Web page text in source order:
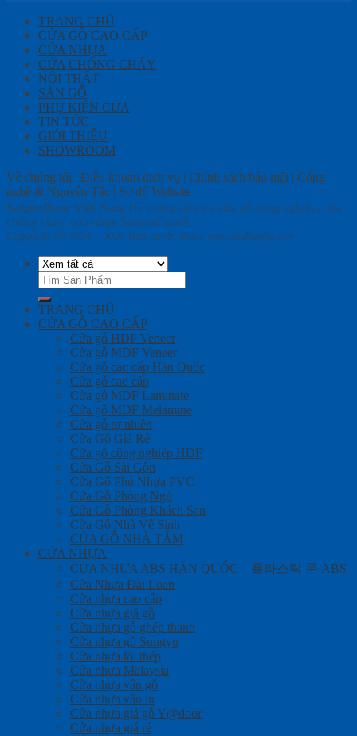
TRANG CHỦ
CỬA GỖ CAO CẤP
CỬA NHỰA
CỬA CHỐNG CHÁY
NỘI THẤT
SÀN GỖ
PHỤ KIỆN CỬA
TIN TỨC
GIỚI THIỆU
SHOWROOM
Về chúng tôi | Điều khoản dịch vụ | Chính sách bảo mật | Công
nghệ & Nguyên Tắc | Sơ đồ Website
SaigonDoor Việt Nam Hệ thống siêu thị cửa gỗ công nghiệp, cửa
chống cháy, cửa nhựa SaigonDoor®
Copyright ⓒ 2004 – 2026 Bản quyền thuộc www.giahuydoor.vn
Tìm
kiếm:
TRANG CHỦ
CỬA GỖ CAO CẤP
Cửa gỗ HDF Veneer
Cửa gỗ MDF Veneer
Cửa gỗ cao cấp Hàn Quốc
Cửa gỗ cao cấp
Cửa gỗ MDF Laminate
Cửa gỗ MDF Melamine
Cửa gỗ tự nhiên
Cửa Gỗ Giá Rẻ
Cửa gỗ công nghiệp HDF
Cửa Gỗ Sài Gòn
Cửa Gỗ Phủ Nhựa PVC
Cửa Gỗ Phòng Ngủ
Cửa Gỗ Phòng Khách Sạn
Cửa Gỗ Nhà Vệ Sinh
CỬA GỖ NHÀ TẮM
CỬA NHỰA
CỬA NHỰA ABS HÀN QUỐC – 플라스틱 문 ABS
Cửa Nhựa Đài Loan
Cửa nhựa cao cấp
Cửa nhựa giả gỗ
Cửa nhựa gỗ ghép thanh
Cửa nhựa gỗ Sungyu
Cửa nhựa lõi thép
Cửa nhựa Malaysia
Cửa nhựa vân gỗ
Cửa nhựa vân in
Cửa nhựa giả gỗ Y@door
Cửa nhựa giá rẻ